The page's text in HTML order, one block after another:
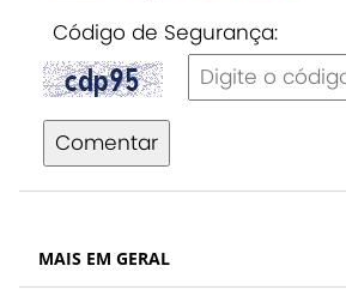
Código de Segurança:
Comentar
MAIS EM GERAL